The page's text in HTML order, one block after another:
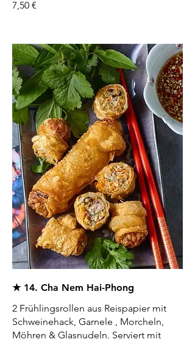
7,50 €
★ 14. Cha Nem Hai-Phong
2 Frühlingsrollen aus Reispapier mit
Schweinehack, Garnele , Morcheln,
Möhren & Glasnudeln. Serviert mit